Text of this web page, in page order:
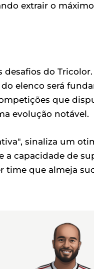
extrair o
desafios do Tricolor.
elenco será
que
evolução notável.
sinaliza um
a capacidade de
time que almeja